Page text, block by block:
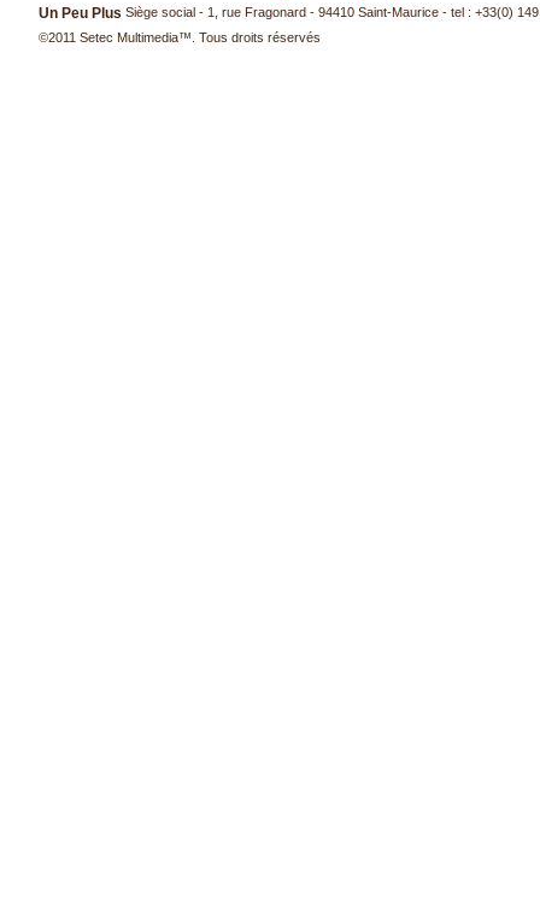
Un Peu Plus Siège social - 1, rue Fragonard - 94410 Saint-Maurice - tel : +33(0)
©2011 Setec Multimedia™. Tous droits réservés